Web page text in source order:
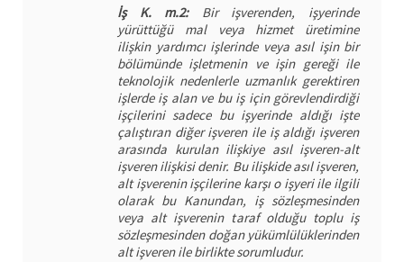
İş K. m.2:Bir işverenden, işyerinde
yürüttüğü mal veya hizmet üretimine
ilişkin yardımcı işlerinde veya asıl işin bir
bölümünde işletmenin ve işin gereği ile
teknolojik nedenlerle uzmanlık gerektiren
işlerde iş alan ve bu iş için görevlendirdiği
işçilerini sadece bu işyerinde aldığı işte
çalıştıran diğer işveren ile iş aldığı işveren
arasında kurulan ilişkiye asıl işveren-alt
işveren ilişkisi denir. Bu ilişkide asıl işveren,
alt işverenin işçilerine karşı o işyeri ile ilgili
olarak bu Kanundan, iş sözleşmesinden
veya alt işverenin taraf olduğu toplu iş
sözleşmesinden doğan yükümlülüklerinden
alt işveren ile birlikte sorumludur.